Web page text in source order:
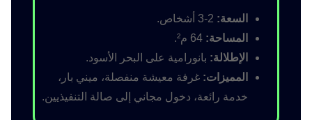
السعة:
المساحة:
الإطلالة: بانورامية على البحر الأسود.
المميزات: غرفة معيشة منفصلة، ميني بار،
خدمة رائعة، دخول مجاني إلى صالة التنفيذيين.